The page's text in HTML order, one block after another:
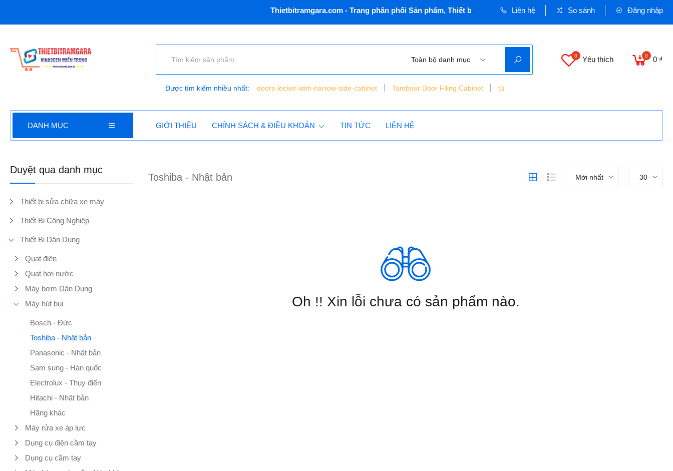
Thietbitramgara.com - Trang phân phối Sản phẩm, Thiết bị Dân dụng và Công nghiệp - Cơ quan chủ quản: VINASEEN
Liên hệ So sánh Đăng nhập
Toàn bộ danh mục
Được tìm kiếm nhiều nhất: doors-locker-with-narrow-side-cabinet Tambour Door Filing Cabinet
tủ
0 Yêu thích 0 0 ₫
DANH MỤC GIỚI THIỆU CHÍNH SÁCH & ĐIỀU KHOẢN TIN TỨC LIÊN HỆ
Duyệt qua danh mục
Thiết bị sửa chữa xe máy
Thiết Bị Công Nghiệp
Thiết Bị Dân Dụng
Quạt điện
Quạt hơi nước
Máy bơm Dân Dụng
Máy hút bụi
Bosch - Đức
Toshiba - Nhật bản
Panasonic - Nhật bản
Sam sung - Hàn quốc
Electrolux - Thụy điển
Hitachi - Nhật bản
Hãng khác
Máy rửa xe áp lực
Dụng cụ điện cầm tay
Dụng cụ cầm tay
Toshiba - Nhật bản Mới nhất 30
Oh !! Xin lỗi chưa có sản phẩm nào.